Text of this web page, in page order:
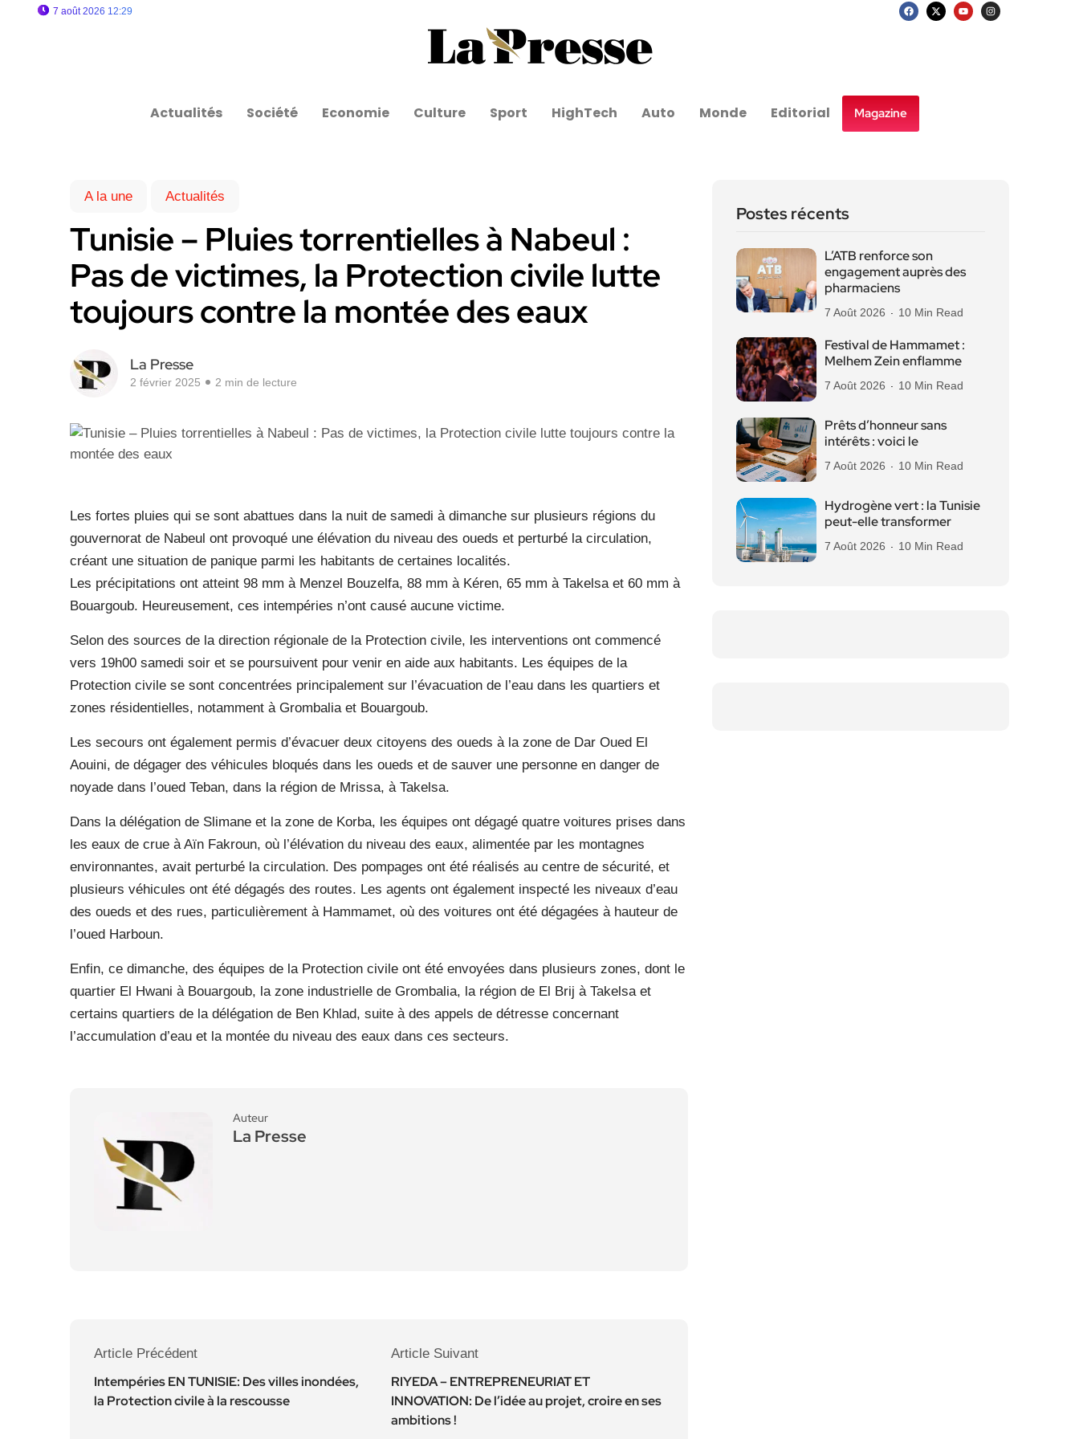
7 août 2026 12:29
Actualités Société Economie Culture Sport HighTech Auto Monde Editorial Magazine
A la une Actualités
Tunisie – Pluies torrentielles à Nabeul :
Pas de victimes, la Protection civile lutte
toujours contre la montée des eaux
La Presse
2 février 2025 2 min de lecture
Les fortes pluies qui se sont abattues dans la nuit de samedi à dimanche sur plusieurs régions du
gouvernorat de Nabeul ont provoqué une élévation du niveau des oueds et perturbé la circulation,
créant une situation de panique parmi les habitants de certaines localités.
Les précipitations ont atteint 98 mm à Menzel Bouzelfa, 88 mm à Kéren, 65 mm à Takelsa et 60 mm à
Bouargoub. Heureusement, ces intempéries n’ont causé aucune victime.
Selon des sources de la direction régionale de la Protection civile, les interventions ont commencé
vers 19h00 samedi soir et se poursuivent pour venir en aide aux habitants. Les équipes de la
Protection civile se sont concentrées principalement sur l’évacuation de l’eau dans les quartiers et
zones résidentielles, notamment à Grombalia et Bouargoub.
Les secours ont également permis d’évacuer deux citoyens des oueds à la zone de Dar Oued El
Aouini, de dégager des véhicules bloqués dans les oueds et de sauver une personne en danger de
noyade dans l’oued Teban, dans la région de Mrissa, à Takelsa.
Dans la délégation de Slimane et la zone de Korba, les équipes ont dégagé quatre voitures prises dans
les eaux de crue à Aïn Fakroun, où l’élévation du niveau des eaux, alimentée par les montagnes
environnantes, avait perturbé la circulation. Des pompages ont été réalisés au centre de sécurité, et
plusieurs véhicules ont été dégagés des routes. Les agents ont également inspecté les niveaux d’eau
des oueds et des rues, particulièrement à Hammamet, où des voitures ont été dégagées à hauteur de
l’oued Harboun.
Enfin, ce dimanche, des équipes de la Protection civile ont été envoyées dans plusieurs zones, dont le
quartier El Hwani à Bouargoub, la zone industrielle de Grombalia, la région de El Brij à Takelsa et
certains quartiers de la délégation de Ben Khlad, suite à des appels de détresse concernant
l’accumulation d’eau et la montée du niveau des eaux dans ces secteurs.
Auteur
La Presse
Article Précédent
Intempéries EN TUNISIE: Des villes inondées,
la Protection civile à la rescousse
Article Suivant
RIYEDA – ENTREPRENEURIAT ET
INNOVATION: De l’idée au projet, croire en ses
ambitions !
Postes récents
L’ATB renforce son
engagement auprès des
pharmaciens
7 Août 2026 10 Min Read
Festival de Hammamet :
Melhem Zein enflamme
7 Août 2026 10 Min Read
Prêts d’honneur sans
intérêts : voici le
7 Août 2026 10 Min Read
Hydrogène vert : la Tunisie
peut-elle transformer
7 Août 2026 10 Min Read